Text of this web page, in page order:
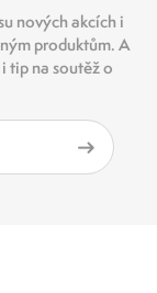
nových akcích i
produktům. A
tip na soutěž o